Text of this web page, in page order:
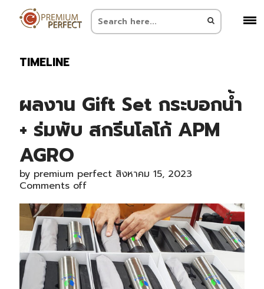
TIMELINE
ผลงาน Gift Set กระบอกน้ำ
+ ร่มพับ สกรีนโลโก้ APM
AGRO
by premium perfect สิงหาคม 15, 2023
Comments off